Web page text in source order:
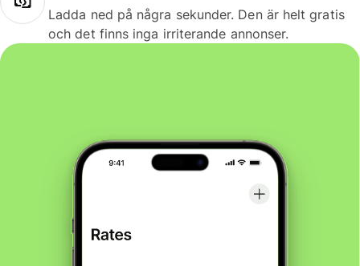
Ladda ned på några sekunder. Den är helt gratis
och det finns inga irriterande annonser.